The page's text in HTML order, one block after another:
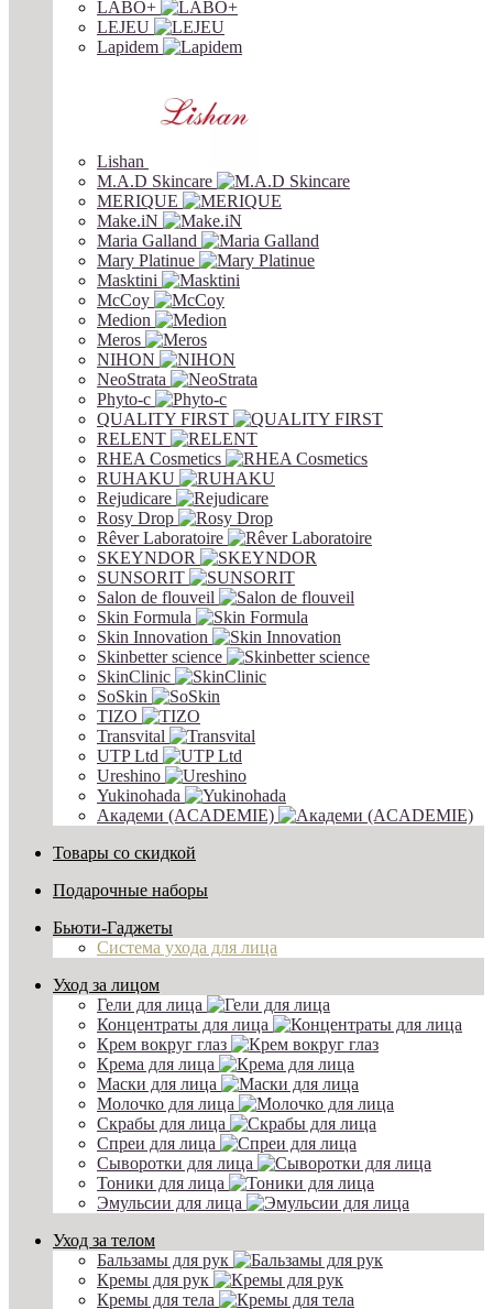
LABO+
LEJEU
Lapidem
Lishan
M.A.D Skincare
MERIQUE
Make.iN
Maria Galland
Mary Platinue
Masktini
McCoy
Medion
Meros
NIHON
NeoStrata
Phyto-c
QUALITY FIRST
RELENT
RHEA Cosmetics
RUHAKU
Rejudicare
Rosy Drop
Rêver Laboratoire
SKEYNDOR
SUNSORIT
Salon de flouveil
Skin Formula
Skin Innovation
Skinbetter science
SkinСlinic
SoSkin
TIZO
Transvital
UTP Ltd
Ureshino
Yukinohada
Академи (ACADEMIE)
Товары со скидкой
Подарочные наборы
Бьюти-Гаджеты
Система ухода для лица
Уход за лицом
Гели для лица
Концентраты для лица
Крем вокруг глаз
Крема для лица
Маски для лица
Молочко для лица
Скрабы для лица
Спреи для лица
Сыворотки для лица
Тоники для лица
Эмульсии для лица
Уход за телом
Бальзамы для рук
Кремы для рук
Кремы для тела